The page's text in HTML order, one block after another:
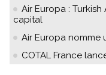
Air Europa :
capital
Air Europa nomme
COTAL France